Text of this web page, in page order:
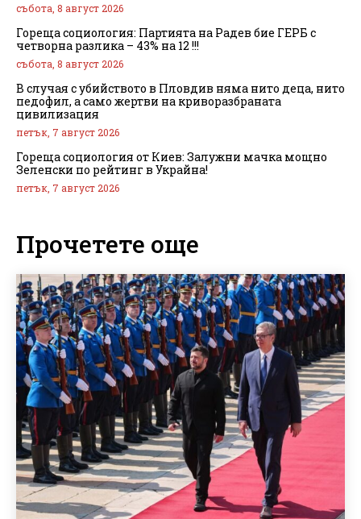
събота, 8 август 2026
Гореща социология: Партията на Радев бие ГЕРБ с
четворна разлика – 43% на 12 !!!
събота, 8 август 2026
В случая с убийството в Пловдив няма нито деца, нито
педофил, а само жертви на криворазбраната
цивилизация
петък, 7 август 2026
Гореща социология от Киев: Залужни мачка мощно
Зеленски по рейтинг в Украйна!
петък, 7 август 2026
Прочетете още